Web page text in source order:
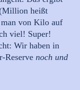
heißt
man von Kilo auf
viel! Super!
Wir haben in
Reserve noch und